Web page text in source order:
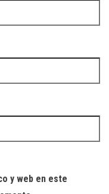
y web en este